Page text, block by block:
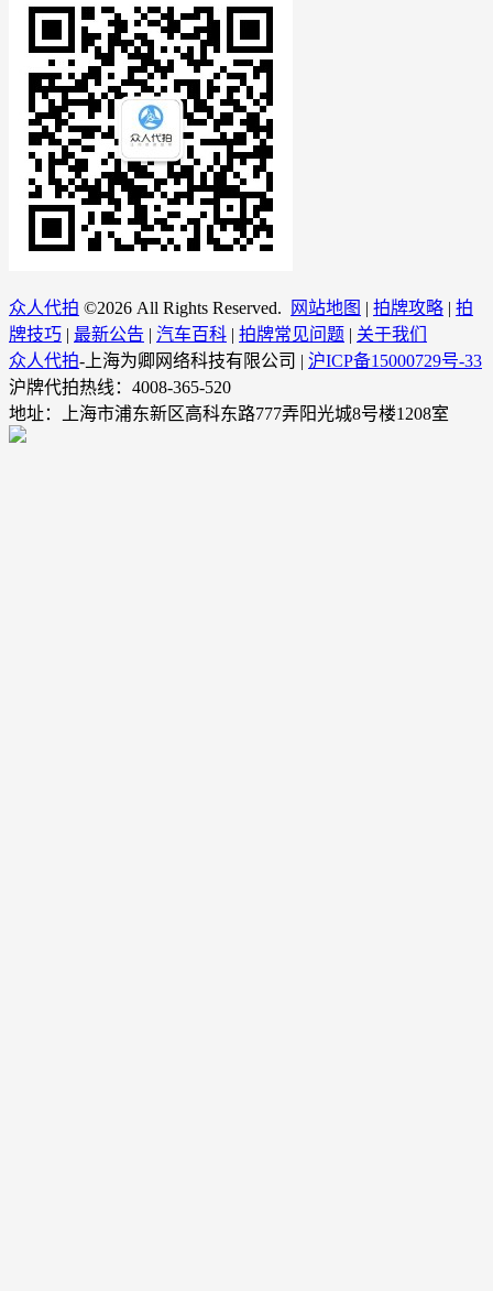
众人代拍 ©2026 All Rights Reserved. 网站地图 | 拍牌攻略 | 拍
牌技巧 | 最新公告 | 汽车百科 | 拍牌常见问题 | 关于我们
众人代拍-上海为卿网络科技有限公司 | 沪ICP备15000729号-33
沪牌代拍热线：4008-365-520
地址：上海市浦东新区高科东路777弄阳光城8号楼1208室